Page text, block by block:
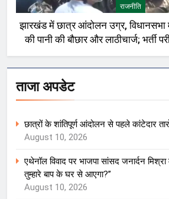
राजनीति
झारखंड में छात्र आंदोलन उग्र, विधानसभा
की पानी की बौछार और लाठीचार्ज; भर्ती
को लेकर प्रदर्शन
ताजा अपडेट
छात्रों के शांतिपूर्ण आंदोलन से पहले कांटेदार
August 10, 2026
एथेनॉल विवाद पर भाजपा सांसद जनार्दन
तुम्हारे बाप के घर से आएगा?”
August 10, 2026